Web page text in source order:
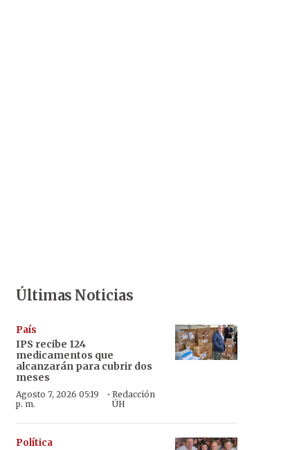
Últimas Noticias
País
IPS recibe 124
medicamentos que
alcanzarán para cubrir dos
meses
Agosto 7, 2026 05:19
p. m.
· Redacción
ÚH
Política